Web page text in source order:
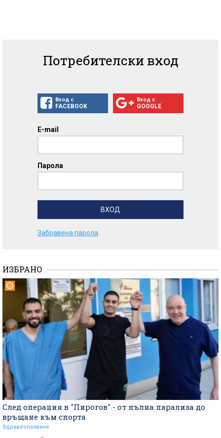
Потребителски вход
Вход с
FACEBOOK
Вход с
GOOGLE
E-mail
Парола
Забравена парола
ИЗБРАНО
След операция в "Пирогов" - от пълна парализа до
връщане към спорта
Здравеопазване